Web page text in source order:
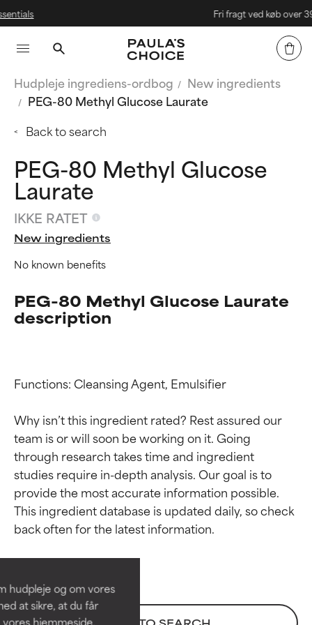
hudpleje og om vores
at sikre, at du får
hjemmeside.
Fri fragt ved køb over 399 kr.
Hudpleje ingrediens-ordbog
New ingredients
PEG-80 Methyl Glucose Laurate
Back to search
PEG-80 Methyl Glucose
Laurate
IKKE RATET
New ingredients
No known benefits
PEG-80 Methyl Glucose Laurate
description
Functions: Cleansing Agent, Emulsifier
Why isn’t this ingredient rated? Rest assured our
team is or will soon be working on it. Going
through research takes time and ingredient
studies require in-depth analysis. Our goal is to
provide the most accurate information possible.
This ingredient database is updated daily, so check
Ratings af
ingredienser
Dokumenteret og understøttet
af uafhængige studier.
Fremragende aktiv ingrediens til
Ratings af
ingredienser
Dokumenteret og understøttet
af uafhængige studier.
Fremragende aktiv ingrediens til